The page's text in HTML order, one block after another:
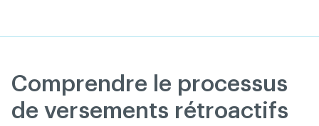
Comprendre le processus
de versements rétroactifs